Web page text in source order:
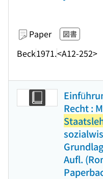
Paper 図書
Beck1971.<A12-252>
Recht :
Aufl.